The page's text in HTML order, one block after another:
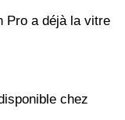
Pro a déjà la vitre
chez